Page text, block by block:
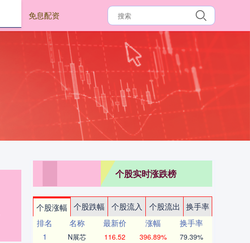
免息配资
个股实时涨跌榜
个股涨幅 个股跌幅 个股流入 个股流出
换手率
排名
名称 最新价 涨幅
换手率
1
N展芯 116.52 396.89% 79.39%